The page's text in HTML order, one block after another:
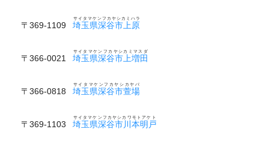
〒369-1109 埼玉県深谷市上原
サイタマケンフカヤシカミハラ
〒366-0021 埼玉県深谷市上増田
サイタマケンフカヤシカミマスダ
〒366-0818 埼玉県深谷市萱場
サイタマケンフカヤシカヤバ
〒369-1103 埼玉県深谷市川本明戸
サイタマケンフカヤシカワモトアケト